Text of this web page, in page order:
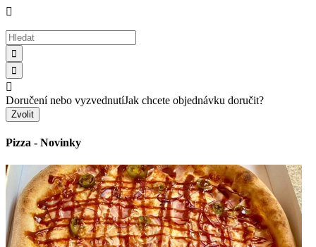




Doručení nebo vyzvednutíJak chcete objednávku doručit?
Zvolit
Pizza - Novinky